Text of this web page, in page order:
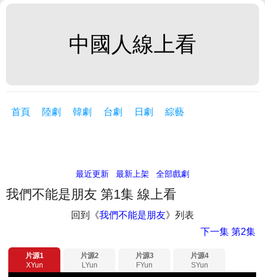
中國人線上看
首頁 陸劇 韓劇 台劇 日劇 綜藝
最近更新 最新上架 全部戲劇
我們不能是朋友 第1集 線上看
回到《我們不能是朋友》列表
下一集第2集
片源1
XYun
片源2
LYun
片源3
FYun
片源4
SYun